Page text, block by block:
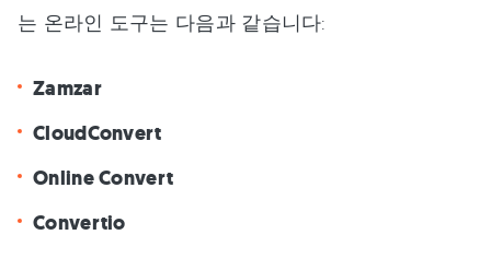
는 온라인 도구는 다음과 같습니다:
Zamzar
CloudConvert
Online Convert
Convertio